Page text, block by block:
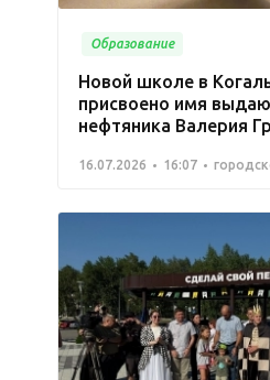
Образование
Новой школе в
присвоено имя
нефтяника Валерия
16.07.2026 16:07